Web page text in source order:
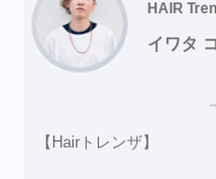
HAIR
イワタ
【Hairトレンザ】